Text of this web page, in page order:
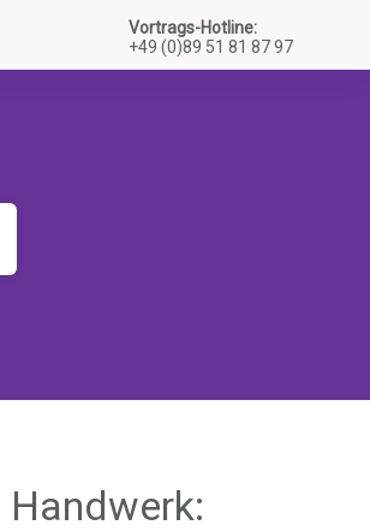
Vortrags-Hotline:
+49 (0)89 51 81 87 97